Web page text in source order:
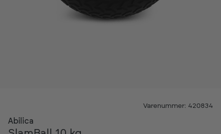
Varenummer: 420834
Abilica